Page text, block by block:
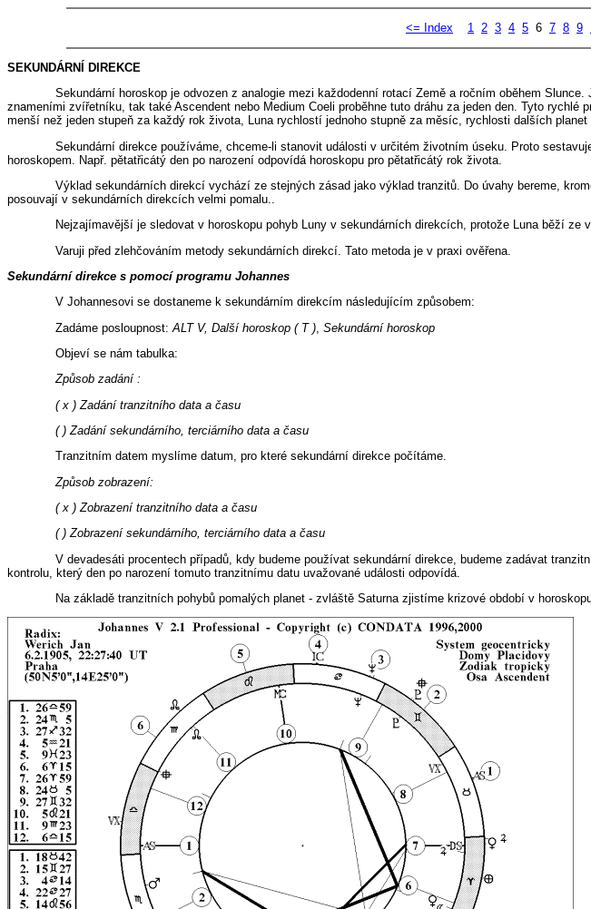
<= Index 1 2 3 4 5 6 7 8 9
SEKUNDÁRNÍ DIREKCE
Sekundární horoskop je odvozen z analogie mezi každodenní rotací Země a ročním oběhem
znameními zvířetníku, tak také Ascendent nebo Medium Coeli proběhne tuto dráhu za jeden den. Tyto
menší než jeden stupeň za každý rok života, Luna rychlostí jednoho stupně za měsíc, rychlosti dalších
Sekundární direkce používáme, chceme-li stanovit události v určitém životním úseku. Proto
horoskopem. Např. pětatřicátý den po narození odpovídá horoskopu pro pětatřicátý rok života.
Výklad sekundárních direkcí vychází ze stejných zásad jako výklad tranzitů. Do úvahy bereme,
posouvají v sekundárních direkcích velmi pomalu..
Nejzajímavější je sledovat v horoskopu pohyb Luny v sekundárních direkcích, protože Luna běží
Varuji před zlehčováním metody sekundárních direkcí. Tato metoda je v praxi ověřena.
Sekundární direkce s pomocí programu Johannes
V Johannesovi se dostaneme k sekundárním direkcím následujícím způsobem:
Zadáme posloupnost:ALT V, Další horoskop ( T ) ,Sekundární horoskop
Objeví se nám tabulka:
Způsob zadání :
( x ) Zadání tranzitního data a času
( ) Zadání sekundárního, terciárního data a času
Tranzitním datem myslíme datum, pro které sekundární direkce počítáme.
Způsob zobrazení:
( x ) Zobrazení tranzitního data a času
( ) Zobrazení sekundárního, terciárního data a času
V devadesáti procentech případů, kdy budeme používat sekundární direkce, budeme zadávat
kontrolu, který den po narození tomuto tranzitnímu datu uvažované události odpovídá.
Na základě tranzitních pohybů pomalých planet - zvláště Saturna zjistíme krizové období v